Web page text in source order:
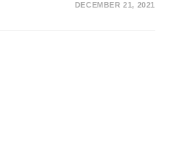
DECEMBER 21, 2021